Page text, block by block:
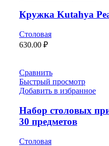
Кружка Kutahya
Столовая
630.00 ₽
Сравнить
Быстрый просмотр
Добавить в избранное
Набор столовых
30 предметов
Столовая